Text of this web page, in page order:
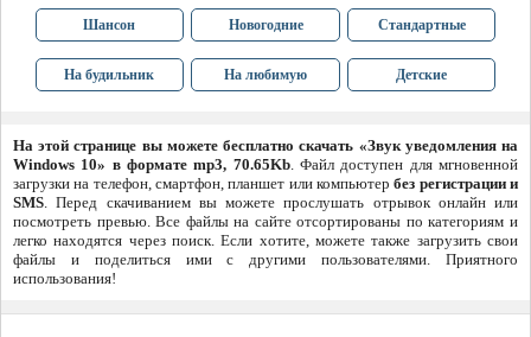
Шансон Новогодние Стандартные
На будильник На любимую Детские
На этой странице вы можете бесплатно скачать «Звук уведомления на
Windows 10» в формате mp3, 70.65Kb. Файл доступен для мгновенной
загрузки на телефон, смартфон, планшет или компьютербез регистрации и
SMS. Перед скачиванием вы можете прослушать отрывок онлайн или
посмотреть превью. Все файлы на сайте отсортированы по категориям и
легко находятся через поиск. Если хотите, можете также загрузить свои
файлы и поделиться ими с другими пользователями. Приятного
использования!